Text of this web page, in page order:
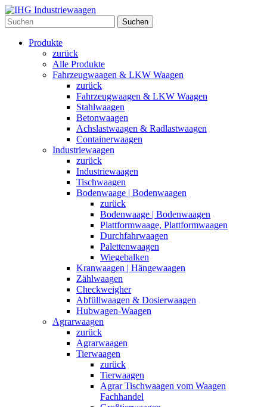
Suchen
Produkte
zurück
Alle Produkte
Fahrzeugwaagen & LKW Waagen
zurück
Fahrzeugwaagen & LKW Waagen
Stahlwaagen
Betonwaagen
Achslastwaagen & Radlastwaagen
Containerwaagen
Industriewaagen
zurück
Industriewaagen
Tischwaagen
Bodenwaage | Bodenwaagen
zurück
Bodenwaage | Bodenwaagen
Plattformwaage, Plattformwaagen
Durchfahrwaagen
Palettenwaagen
Wiegebalken
Kranwaagen | Hängewaagen
Zählwaagen
Checkweigher
Abfüllwaagen & Dosierwaagen
Hubwagen-Waagen
Agrarwaagen
zurück
Agrarwaagen
Tierwaagen
zurück
Tierwaagen
Agrar Tischwaagen vom Waagen
Fachhandel